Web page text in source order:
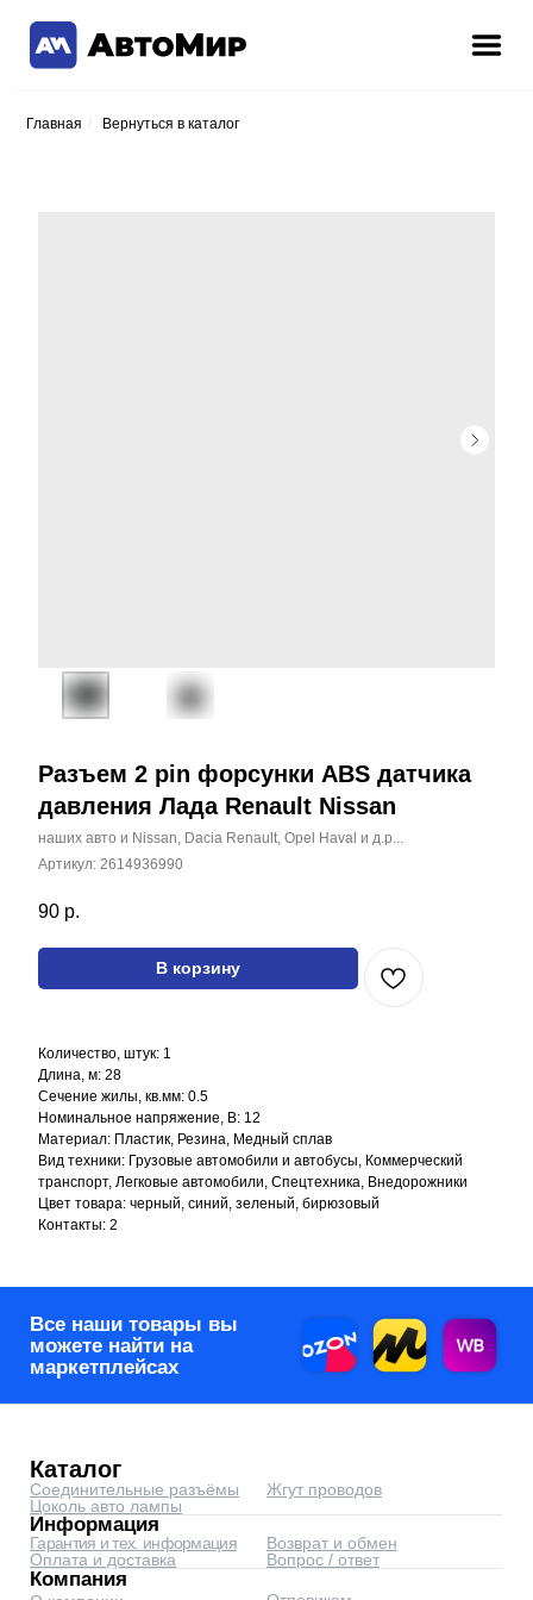
Главная / Вернуться в каталог
Разъем 2 pin форсунки ABS датчика
давления Лада Renault Nissan
наших авто и Nissan, Dacia Renault, Opel Haval и д.р...
Артикул:2614936990
90 р.
В корзину
Количество, штук: 1
Длина, м: 28
Сечение жилы, кв.мм: 0.5
Номинальное напряжение, В: 12
Материал: Пластик, Резина, Медный сплав
Вид техники: Грузовые автомобили и автобусы, Коммерческий
транспорт, Легковые автомобили, Спецтехника, Внедорожники
Цвет товара: черный, синий, зеленый, бирюзовый
Контакты: 2
Все наши товары вы
Каталог
Соединительные разъёмы
Цоколь авто лампы
Информация
Гарантия и тех. информация
Оплата и доставка
Возврат и обмен
Вопрос / ответ
Компания
О компании
Реквизиты
Отповикам
Контакты
Контакты
+7 (917) 945 88 55
Оферта